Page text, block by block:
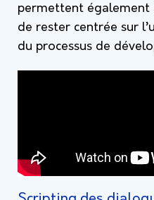
permettent également
de rester centrée sur
du processus de